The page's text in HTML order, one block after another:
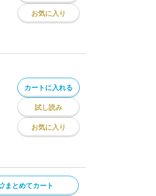
お気に入り
カートに入れる
試し読み
お気に入り
まとめてカート